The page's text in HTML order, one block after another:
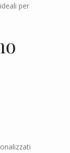
per